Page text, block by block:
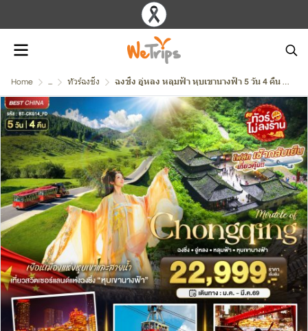
Home ... ทัวร์ฉงชิ่ง ฉงชิ่ง อู่หลง หลุมฟ้า หุบเขานางฟ้า 5 วัน 4 คืน บิน FD